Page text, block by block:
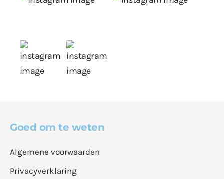
Goed om te weten
Algemene voorwaarden
Privacyverklaring